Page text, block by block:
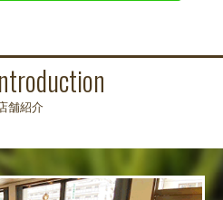
舗紹介